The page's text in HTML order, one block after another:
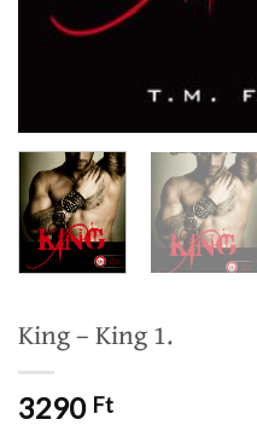
King – King 1.
3290 Ft